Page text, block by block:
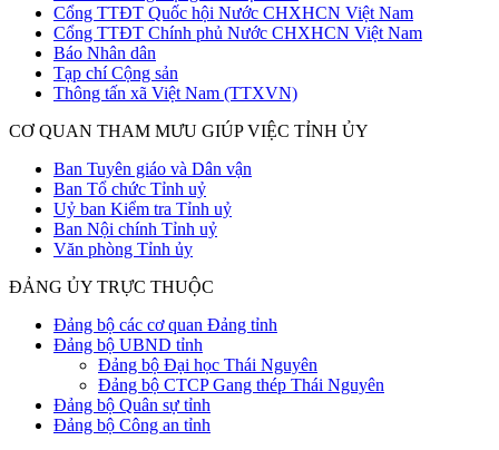
Cổng TTĐT Quốc hội Nước CHXHCN Việt Nam
Cổng TTĐT Chính phủ Nước CHXHCN Việt Nam
Báo Nhân dân
Tạp chí Cộng sản
Thông tấn xã Việt Nam (TTXVN)
CƠ QUAN THAM MƯU GIÚP VIỆC TỈNH ỦY
Ban Tuyên giáo và Dân vận
Ban Tổ chức Tỉnh uỷ
Uỷ ban Kiểm tra Tỉnh uỷ
Ban Nội chính Tỉnh uỷ
Văn phòng Tỉnh ủy
ĐẢNG ỦY TRỰC THUỘC
Đảng bộ các cơ quan Đảng tỉnh
Đảng bộ UBND tỉnh
Đảng bộ Đại học Thái Nguyên
Đảng bộ CTCP Gang thép Thái Nguyên
Đảng bộ Quân sự tỉnh
Đảng bộ Công an tỉnh